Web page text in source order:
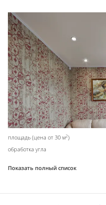
площадь (цена от 30 м2)
обработка угла
Показать полный список